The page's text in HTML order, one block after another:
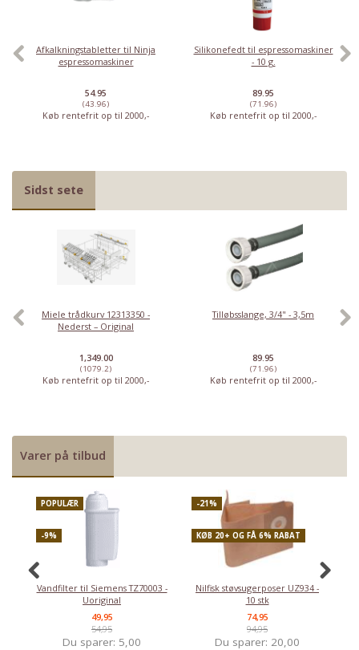
Afkalkningstabletter til Ninja
espressomaskiner
54.95
(43.96)
Køb rentefrit op til 2000,-
Silikonefedt til espressomaskiner
- 10 g.
89.95
(71.96)
Køb rentefrit op til 2000,-
Sidst sete
Miele trådkurv 12313350 -
Nederst – Original
1,349.00
(1079.2)
Køb rentefrit op til 2000,-
Tilløbsslange, 3/4" - 3,5m
89.95
(71.96)
Køb rentefrit op til 2000,-
Varer på tilbud
POPULÆR
-9%
Vandfilter til Siemens TZ70003 -
Uoriginal
49,95
54,95
Du sparer: 5,00
-21%
KØB 20+ OG FÅ 6% RABAT
Nilfisk støvsugerposer UZ934 -
10 stk
74,95
94,95
Du sparer: 20,00